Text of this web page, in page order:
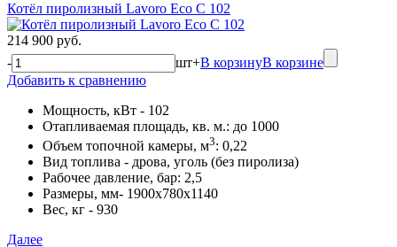
Котёл пиролизный Lavoro Eco С 102
214 900 руб.
-
шт+В корзинуВ корзине
Добавить к сравнению
Мощность, кВт - 102
Отапливаемая площадь, кв. м.: до 1000
Объем топочной камеры, м3: 0,22
Вид топлива - дрова, уголь (без пиролиза)
Рабочее давление, бар: 2,5
Размеры, мм- 1900х780х1140
Вес, кг - 930
Далее